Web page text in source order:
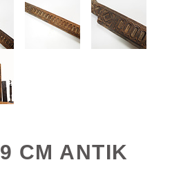
CM ANTIK